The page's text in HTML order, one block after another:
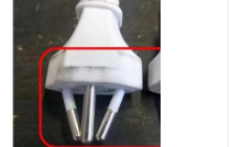
机床进口清关